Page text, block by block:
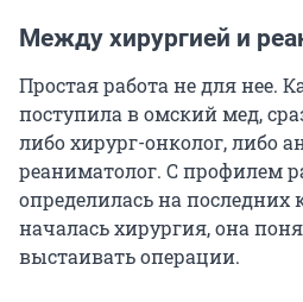
Между хирургией и
Простая работа не для нее.
поступила в омский мед,
либо хирург-онколог, либо
реаниматолог. С профилем
определилась на последних
началась хирургия, она
выстаивать операции.